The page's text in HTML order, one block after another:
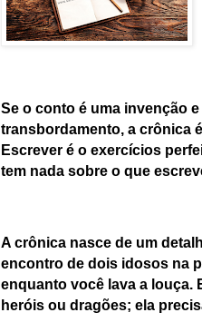
Se o conto é uma invenção
transbordamento, a crônica
Escrever é o exercícios
tem nada sobre o que
A crônica nasce de um
encontro de dois idosos na
enquanto você lava a louça.
heróis ou dragões; ela